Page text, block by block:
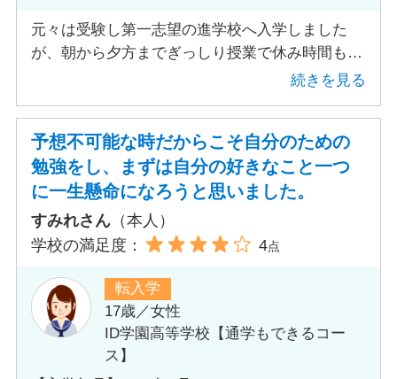
元々は受験し第一志望の進学校へ入学しました
が、朝から夕方までぎっしり授業で休み時間も勉
強の会話で家でも課題に追われ、息が詰まってし
た。 年度の終わりまで頑張って単位を引き継ご
うかと思いましたが、夏休みに合同説明会に行き
コンシェルジュさんに希望を伝えたところ数校紹
介していただき説明を聞いた中で気に入った学校
を見つけ、再度学校へ伺い見学をさせて頂きまし
た。
続きを見る
予想不可能な時だからこそ自分のための
勉強をし、まずは自分の好きなこと一つ
に一生懸命になろうと思いました。
すみれさん （本人）
学校の満足度：
4点
転入学
17歳／女性
ID学園高等学校【通学もできるコー
ス】